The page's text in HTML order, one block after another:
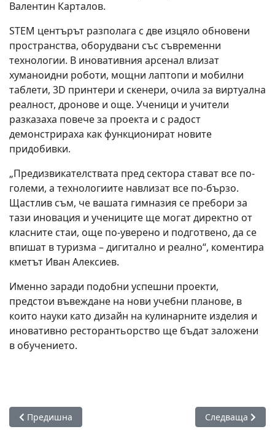
Валентин Карталов.
STEM центърът разполага с две изцяло обновени
пространства, оборудвани със съвременни
технологии. В иновативния арсенал влизат
хуманоидни роботи, мощни лаптопи и мобилни
таблети, 3D принтери и скенери, очила за виртуална
реалност, дронове и още. Ученици и учители
разказаха повече за проекта и с радост
демонстрираха как функционират новите
придобивки.
„Предизвикателствата пред сектора стават все по-
големи, а технологиите навлизат все по-бързо.
Щастлив съм, че вашата гимназия се пребори за
тази иновация и учениците ще могат директно от
класните стаи, още по-уверено и подготвено, да се
впишат в туризма – дигитално и реално“, коментира
кметът Иван Алексиев.
Именно заради подобни успешни проекти,
предстои въвеждане на нови учебни планове, в
които науки като дизайн на кулинарните изделия и
иновативно ресторантьорство ще бъдат заложени
в обучението.
Предишна статия: Проф. Иван Стоянов бе избран за
Предишна Следваща
Следваща